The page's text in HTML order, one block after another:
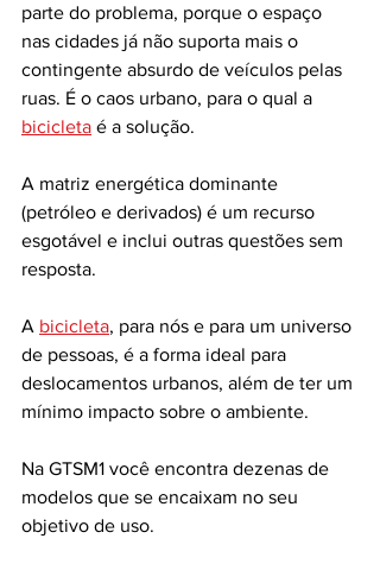
parte do problema, porque o espaço
nas cidades já não suporta mais o
contingente absurdo de veículos pelas
ruas. É o caos urbano, para o qual a
bicicleta é a solução.
A matriz energética dominante
(petróleo e derivados) é um recurso
esgotável e inclui outras questões sem
resposta.
A bicicleta, para nós e para um universo
de pessoas, é a forma ideal para
deslocamentos urbanos, além de ter um
mínimo impacto sobre o ambiente.
Na GTSM1 você encontra dezenas de
modelos que se encaixam no seu
objetivo de uso.